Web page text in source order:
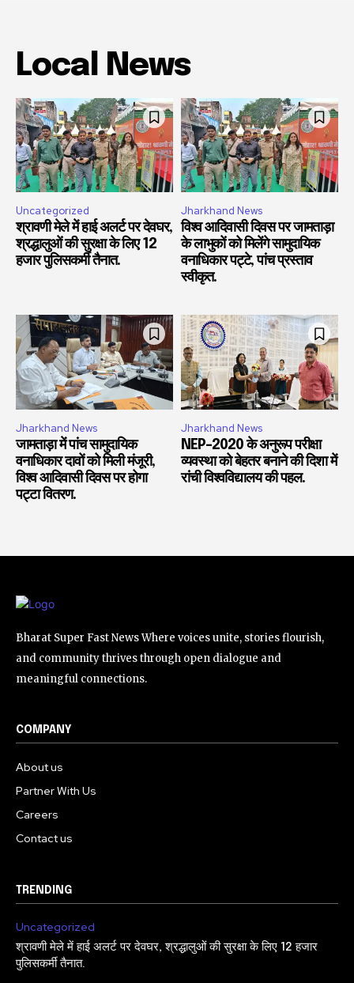
Local News
Uncategorized
श्रावणी मेले में हाई अलर्ट पर देवघर,
श्रद्धालुओं की सुरक्षा के लिए 12
हजार पुलिसकर्मी तैनात.
Jharkhand News
विश्व आदिवासी दिवस पर जामताड़ा
के लाभुकों को मिलेंगे सामुदायिक
वनाधिकार पट्टे, पांच प्रस्ताव
स्वीकृत.
Jharkhand News
जामताड़ा में पांच सामुदायिक
वनाधिकार दावों को मिली मंजूरी,
विश्व आदिवासी दिवस पर होगा
पट्टा वितरण.
Jharkhand News
NEP-2020 के अनुरूप परीक्षा
व्यवस्था को बेहतर बनाने की दिशा में
रांची विश्वविद्यालय की पहल.
Bharat Super Fast News Where voices unite, stories flourish,
and community thrives through open dialogue and
meaningful connections.
COMPANY
About us
Partner With Us
Careers
Contact us
TRENDING
Uncategorized
श्रावणी मेले में हाई अलर्ट पर देवघर, श्रद्धालुओं की सुरक्षा के लिए 12 हजार
पुलिसकर्मी तैनात.